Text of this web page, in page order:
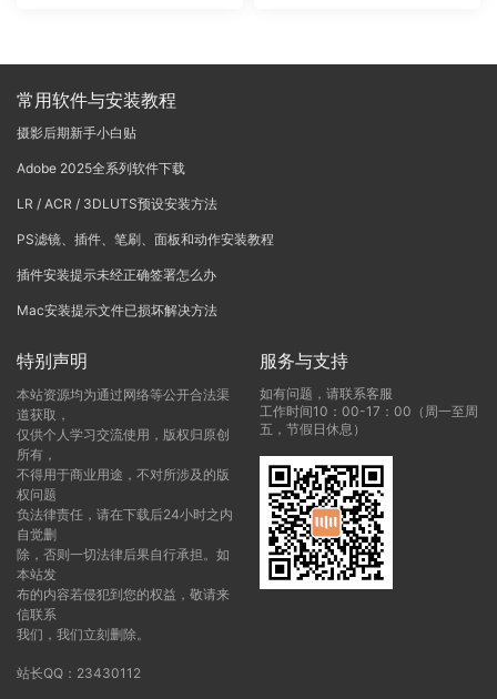
常用软件与安装教程
摄影后期新手小白贴
Adobe 2025全系列软件下载
LR / ACR / 3DLUTS预设安装方法
PS滤镜、插件、笔刷、面板和动作安装教程
插件安装提示未经正确签署怎么办
Mac安装提示文件已损坏解决方法
特别声明
本站资源均为通过网络等公开合法渠
道获取，
仅供个人学习交流使用，版权归原创
所有，
不得用于商业用途，不对所涉及的版
权问题
负法律责任，请在下载后24小时之内
自觉删
除，否则一切法律后果自行承担。如
本站发
布的内容若侵犯到您的权益，敬请来
信联系
我们，我们立刻删除。
站长QQ：23430112
服务与支持
如有问题，请联系客服
工作时间10：00-17：00（周一至周
五，节假日休息）